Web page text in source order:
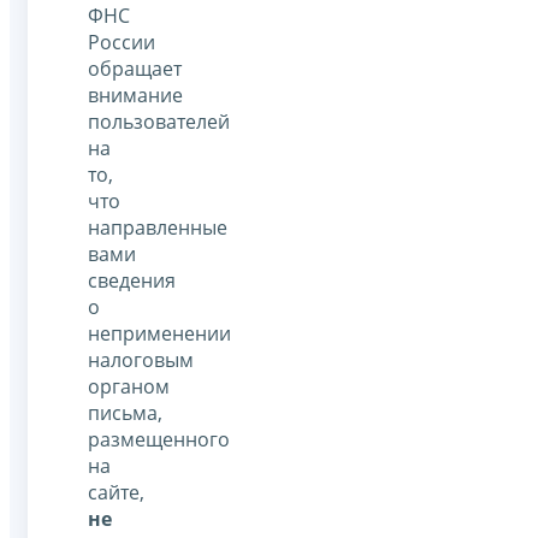
ФНС
России
обращает
внимание
пользователей
на
то,
что
направленные
вами
сведения
о
неприменении
налоговым
органом
письма,
размещенного
на
сайте,
не